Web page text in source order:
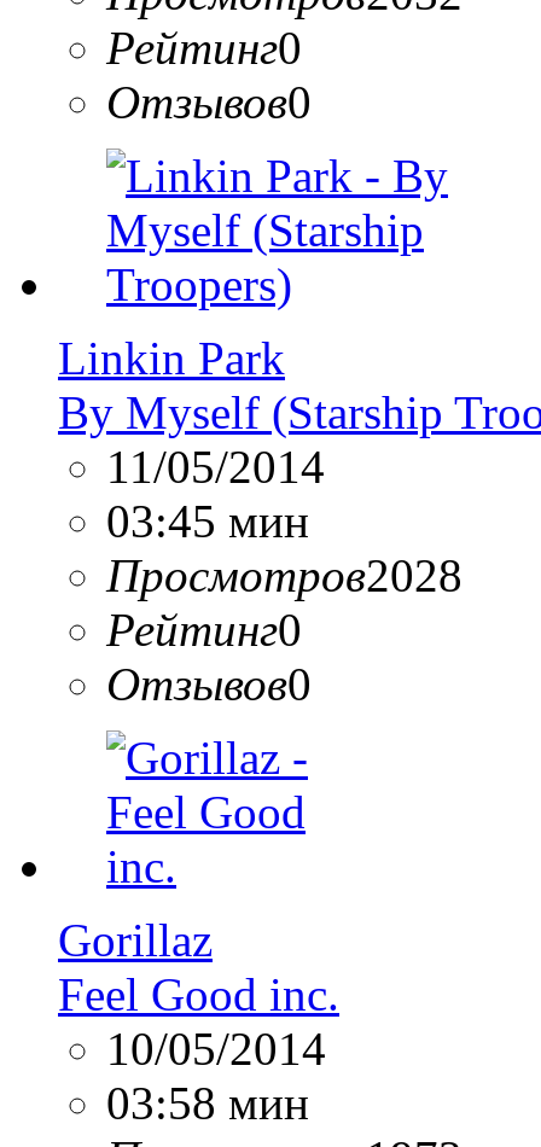
Рейтинг0
Отзывов0
Linkin Park
By Myself (Starship
11/05/2014
03:45 мин
Просмотров2028
Рейтинг0
Отзывов0
Gorillaz
Feel Good inc.
10/05/2014
03:58 мин